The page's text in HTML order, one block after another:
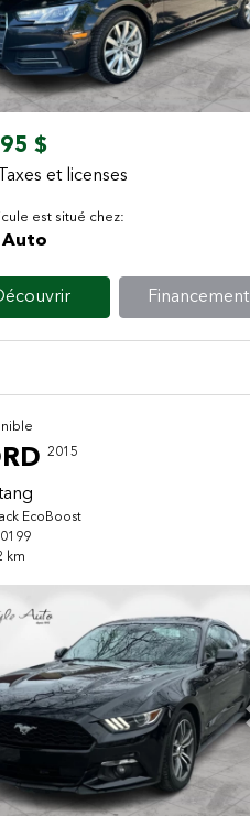
$
et licenses
est situé chez:
Auto
Financement
2015
EcoBoost
km